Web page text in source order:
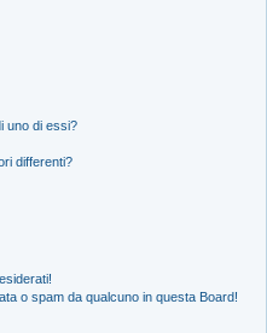
uno di essi?
differenti?
o spam da qualcuno in questa Board!